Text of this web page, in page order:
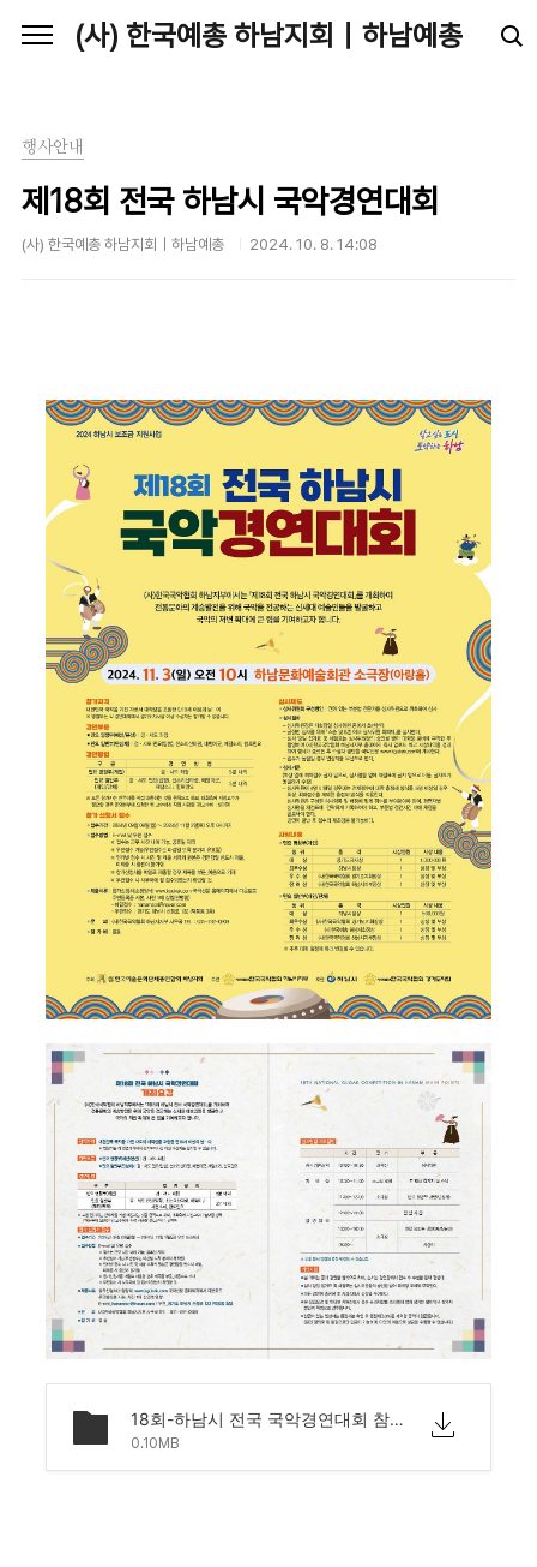
(사) 한국예총 하남지회｜하남예총
행사안내
제18회 전국 하남시 국악경연대회
(사) 한국예총 하남지회｜하남예총 2024. 10. 8. 14:08
18회-하남시 전국 국악경연대회 참가신청서.hwp
0.10MB